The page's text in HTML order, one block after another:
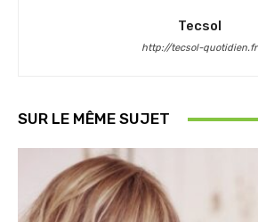
Tecsol
http://tecsol-quotidien.fr
SUR LE MÊME SUJET